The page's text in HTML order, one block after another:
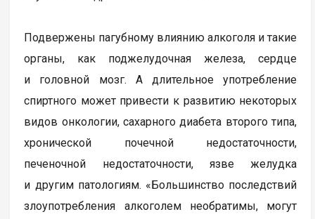
Подвержены пагубному влиянию алкоголя и такие
органы, как поджелудочная железа, сердце
и головной мозг. А длительное употребление
спиртного может привести к развитию некоторых
видов онкологии, сахарного диабета второго типа,
хронической почечной недостаточности,
печеночной недостаточности, язве желудка
и другим патологиям. «Большинство последствий
злоупотребления алкоголем необратимы, могут